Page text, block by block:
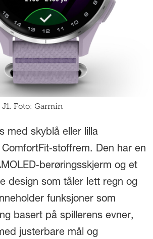
Foto: Garmin
med skyblå eller lilla
Den har en
og et
design som tåler lett regn og
funksjoner som
basert på spillerens evner,
justerbare mål og